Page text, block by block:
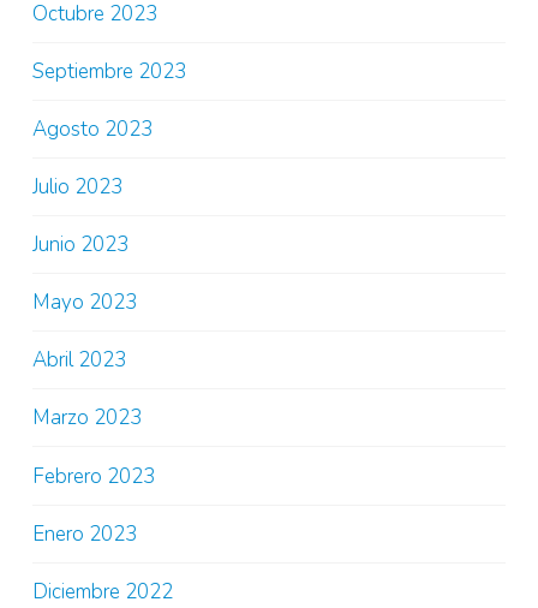
Octubre 2023
Septiembre 2023
Agosto 2023
Julio 2023
Junio 2023
Mayo 2023
Abril 2023
Marzo 2023
Febrero 2023
Enero 2023
Diciembre 2022